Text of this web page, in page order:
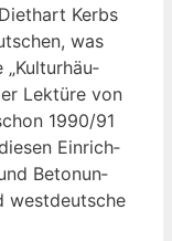
Kerbs
was
„Kul­tur­häu­
Lek­tü­re von
1990/91
Ein­rich­
Beto­nun­
west­deut­sche